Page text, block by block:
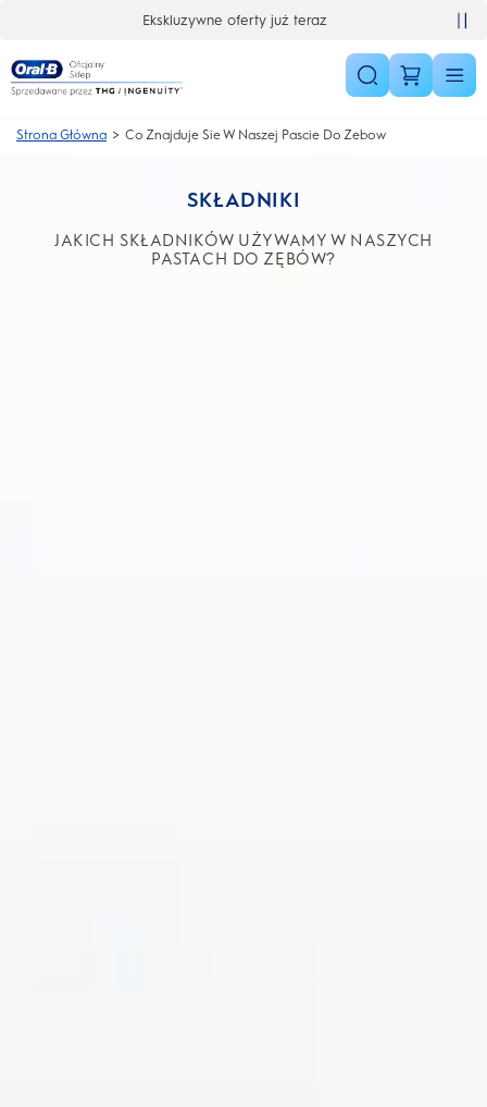
Ekskluzywne oferty już teraz
Strona Główna Co Znajduje Sie W Naszej Pascie Do Zebow
SKŁADNIKI
JAKICH SKŁADNIKÓW UŻYWAMY W NASZYCH
PASTACH DO ZĘBÓW?